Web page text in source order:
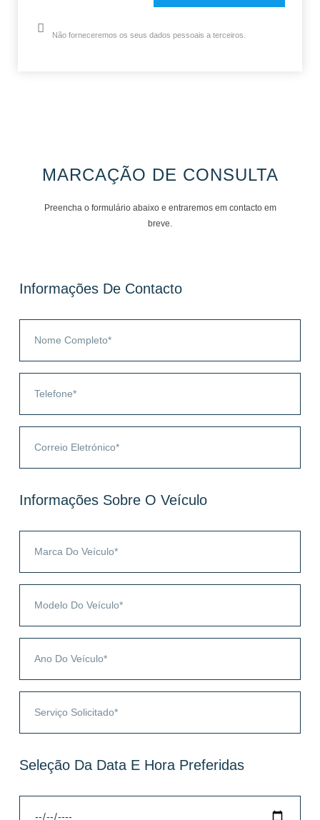
Não forneceremos os seus dados pessoais a terceiros.
MARCAÇÃO DE CONSULTA
Preencha o formulário abaixo e entraremos em contacto em
breve.
Informações De Contacto
Informações Sobre O Veículo
Seleção Da Data E Hora Preferidas